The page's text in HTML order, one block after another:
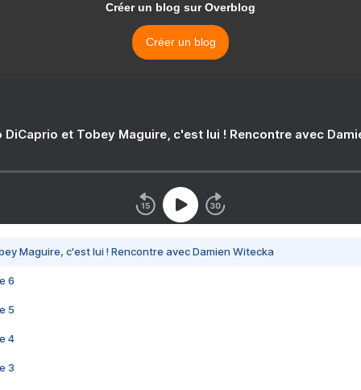
Créer un blog sur Overblog
Créer un blog
DiCaprio et Tobey Maguire, c'est lui ! Rencontre avec
Maguire, c'est lui ! Rencontre avec Damien Witecka
6
5
4
3